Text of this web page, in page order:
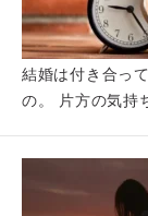
結婚は付き合っ
の。 片方の気持